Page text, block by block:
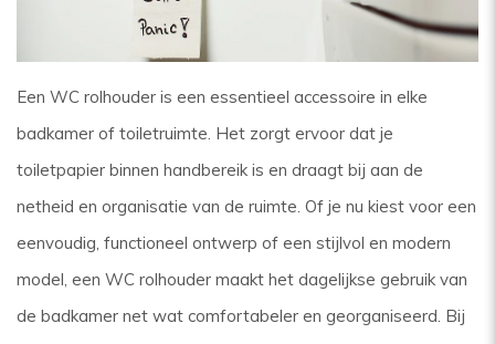
Een WC rolhouder is een essentieel accessoire in elke
badkamer of toiletruimte. Het zorgt ervoor dat je
toiletpapier binnen handbereik is en draagt bij aan de
netheid en organisatie van de ruimte. Of je nu kiest voor een
eenvoudig, functioneel ontwerp of een stijlvol en modern
model, een WC rolhouder maakt het dagelijkse gebruik van
de badkamer net wat comfortabeler en georganiseerd. Bij